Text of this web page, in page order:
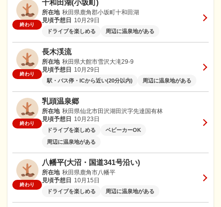
終わり
十和田湖(小坂町)
所在地 秋田県鹿角郡小坂町十和田湖
見頃予想日
10月29日
ドライブを楽しめる 周辺に温泉地がある
終わり
長木渓流
所在地 秋田県大館市雪沢大滝29-9
見頃予想日
10月29日
駅・バス停・ICから近い(20分以内) 周辺に温泉地がある
終わり
乳頭温泉郷
所在地 秋田県仙北市田沢湖田沢字先達国有林
見頃予想日
10月23日
ドライブを楽しめる
ベビーカーOK
周辺に温泉地がある
終わり
八幡平(大沼・国道341号沿い)
所在地 秋田県鹿角市八幡平
見頃予想日
10月15日
ドライブを楽しめる 周辺に温泉地がある